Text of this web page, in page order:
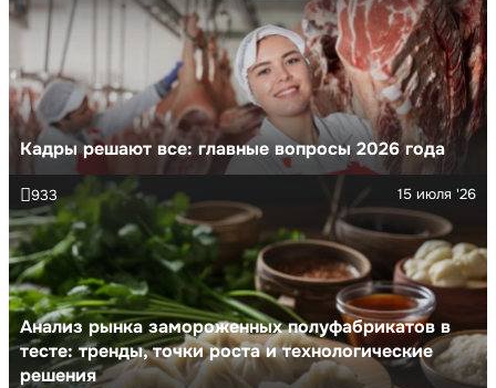
Кадры решают все: главные вопросы 2026 года
Анализ рынка замороженных полуфабрикатов в
тесте: тренды, точки роста и технологические
решения
15 июля '26
933